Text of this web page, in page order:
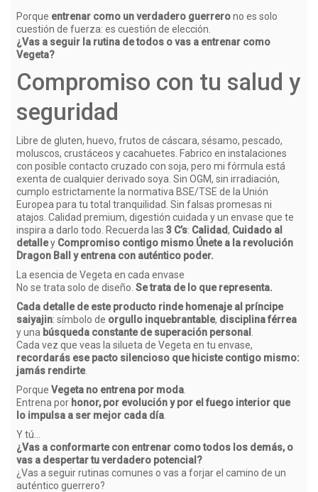
Porque entrenar como un verdadero guerrerono es solo
cuestión de fuerza: es cuestión de elección.
¿Vas a seguir la rutina de todos o vas a entrenar como
Vegeta?
Compromiso con tu salud y
seguridad
Libre de gluten, huevo, frutos de cáscara, sésamo, pescado,
moluscos, crustáceos y cacahuetes. Fabrico en instalaciones
con posible contacto cruzado con soja, pero mi fórmula está
exenta de cualquier derivado soya. Sin OGM, sin irradiación,
cumplo estrictamente la normativa BSE/TSE de la Unión
Europea para tu total tranquilidad. Sin falsas promesas ni
atajos. Calidad premium, digestión cuidada y un envase que te
inspira a darlo todo. Recuerda las3 C’s: Calidad, Cuidado al
detalley Compromiso contigo mismo Únete a la revolución
Dragon Ball y entrena con auténtico poder.
La esencia de Vegeta en cada envase
No se trata solo de diseño.Se trata de lo que representa.
Cada detalle de este producto rinde homenaje al príncipe
saiyajin: símbolo de orgullo inquebrantable, disciplina férrea
y una búsqueda constante de superación personal
Cada vez que veas la silueta de Vegeta en tu envase,
recordarás ese pacto silencioso que hiciste contigo mismo:
jamás rendirte.
PorqueVegeta no entrena por moda
Entrena por honor, por evolución y por el fuego interior que
lo impulsa a ser mejor cada día
Y tú...
¿Vas a conformarte con entrenar como todos los demás, o
vas a despertar tu verdadero potencial?
¿Vas a seguir rutinas comunes o vas a forjar el camino de un
auténtico guerrero?